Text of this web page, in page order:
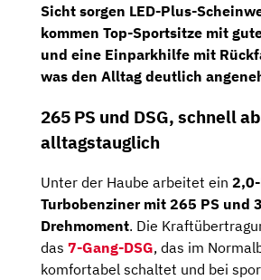
Sicht sorgen LED-Plus-
kommen Top-Sportsitze mit
und eine Einparkhilfe mit
was den Alltag deutlich
265 PS und DSG, schnell
alltagstauglich
Unter der Haube arbeitet ein
Turbobenziner mit 265 PS und
Drehmoment. Die
das 7-Gang-DSG, das im
komfortabel schaltet und bei